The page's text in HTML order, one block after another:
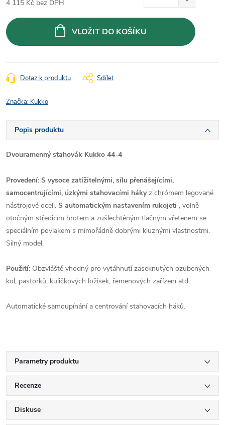
4 115 Kč bez DPH
cena:
VLOŽIT DO KOŠÍKU
Dotaz k produktu Sdílet
Značka: Kukko
Popis produktu
Dvouramenný stahovák Kukko 44-4
Provedení: S vysoce zatížitelnými, sílu přenášejícími,
samocentrujícími, úzkými stahovacími hákyz chrómem legované
nástrojové oceli. S automatickým nastavením rukojeti , volně
otočným středicím hrotem a zušlechtěným tlačným vřetenem se
speciálním povlakem s mimořádně dobrými kluznými vlastnostmi.
Silný model.
Použití: Obzvláště vhodný pro vytáhnutí zaseknutých ozubených
kol, pastorků, kuličkových ložisek, řemenových zařízení atd..
Automatické samoupínání a centrování stahovacích háků.
Parametry produktu
Recenze
Diskuse